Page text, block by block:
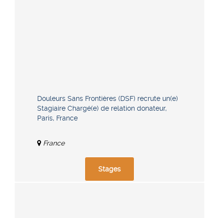
Douleurs Sans Frontières (DSF) recrute un(e)
Stagiaire Chargé(e) de relation donateur,
Paris, France
France
Stages